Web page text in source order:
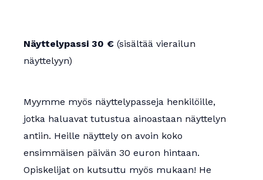
Näyttelypassi 30 € (sisältää vierailun
näyttelyyn)
Myymme myös näyttelypasseja henkilöille,
jotka haluavat tutustua ainoastaan näyttelyn
antiin. Heille näyttely on avoin koko
ensimmäisen päivän 30 euron hintaan.
Opiskelijat on kutsuttu myös mukaan! He